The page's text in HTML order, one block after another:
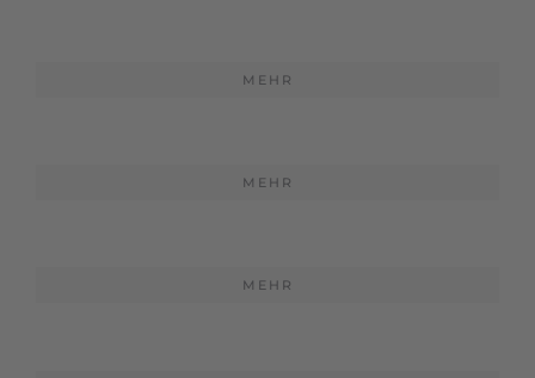
MEHR
MEHR
MEHR